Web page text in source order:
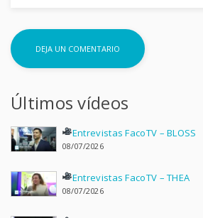
Últimos vídeos
Entrevistas FacoTV – BLOSS
08/07/2026
Entrevistas FacoTV – THEA
08/07/2026